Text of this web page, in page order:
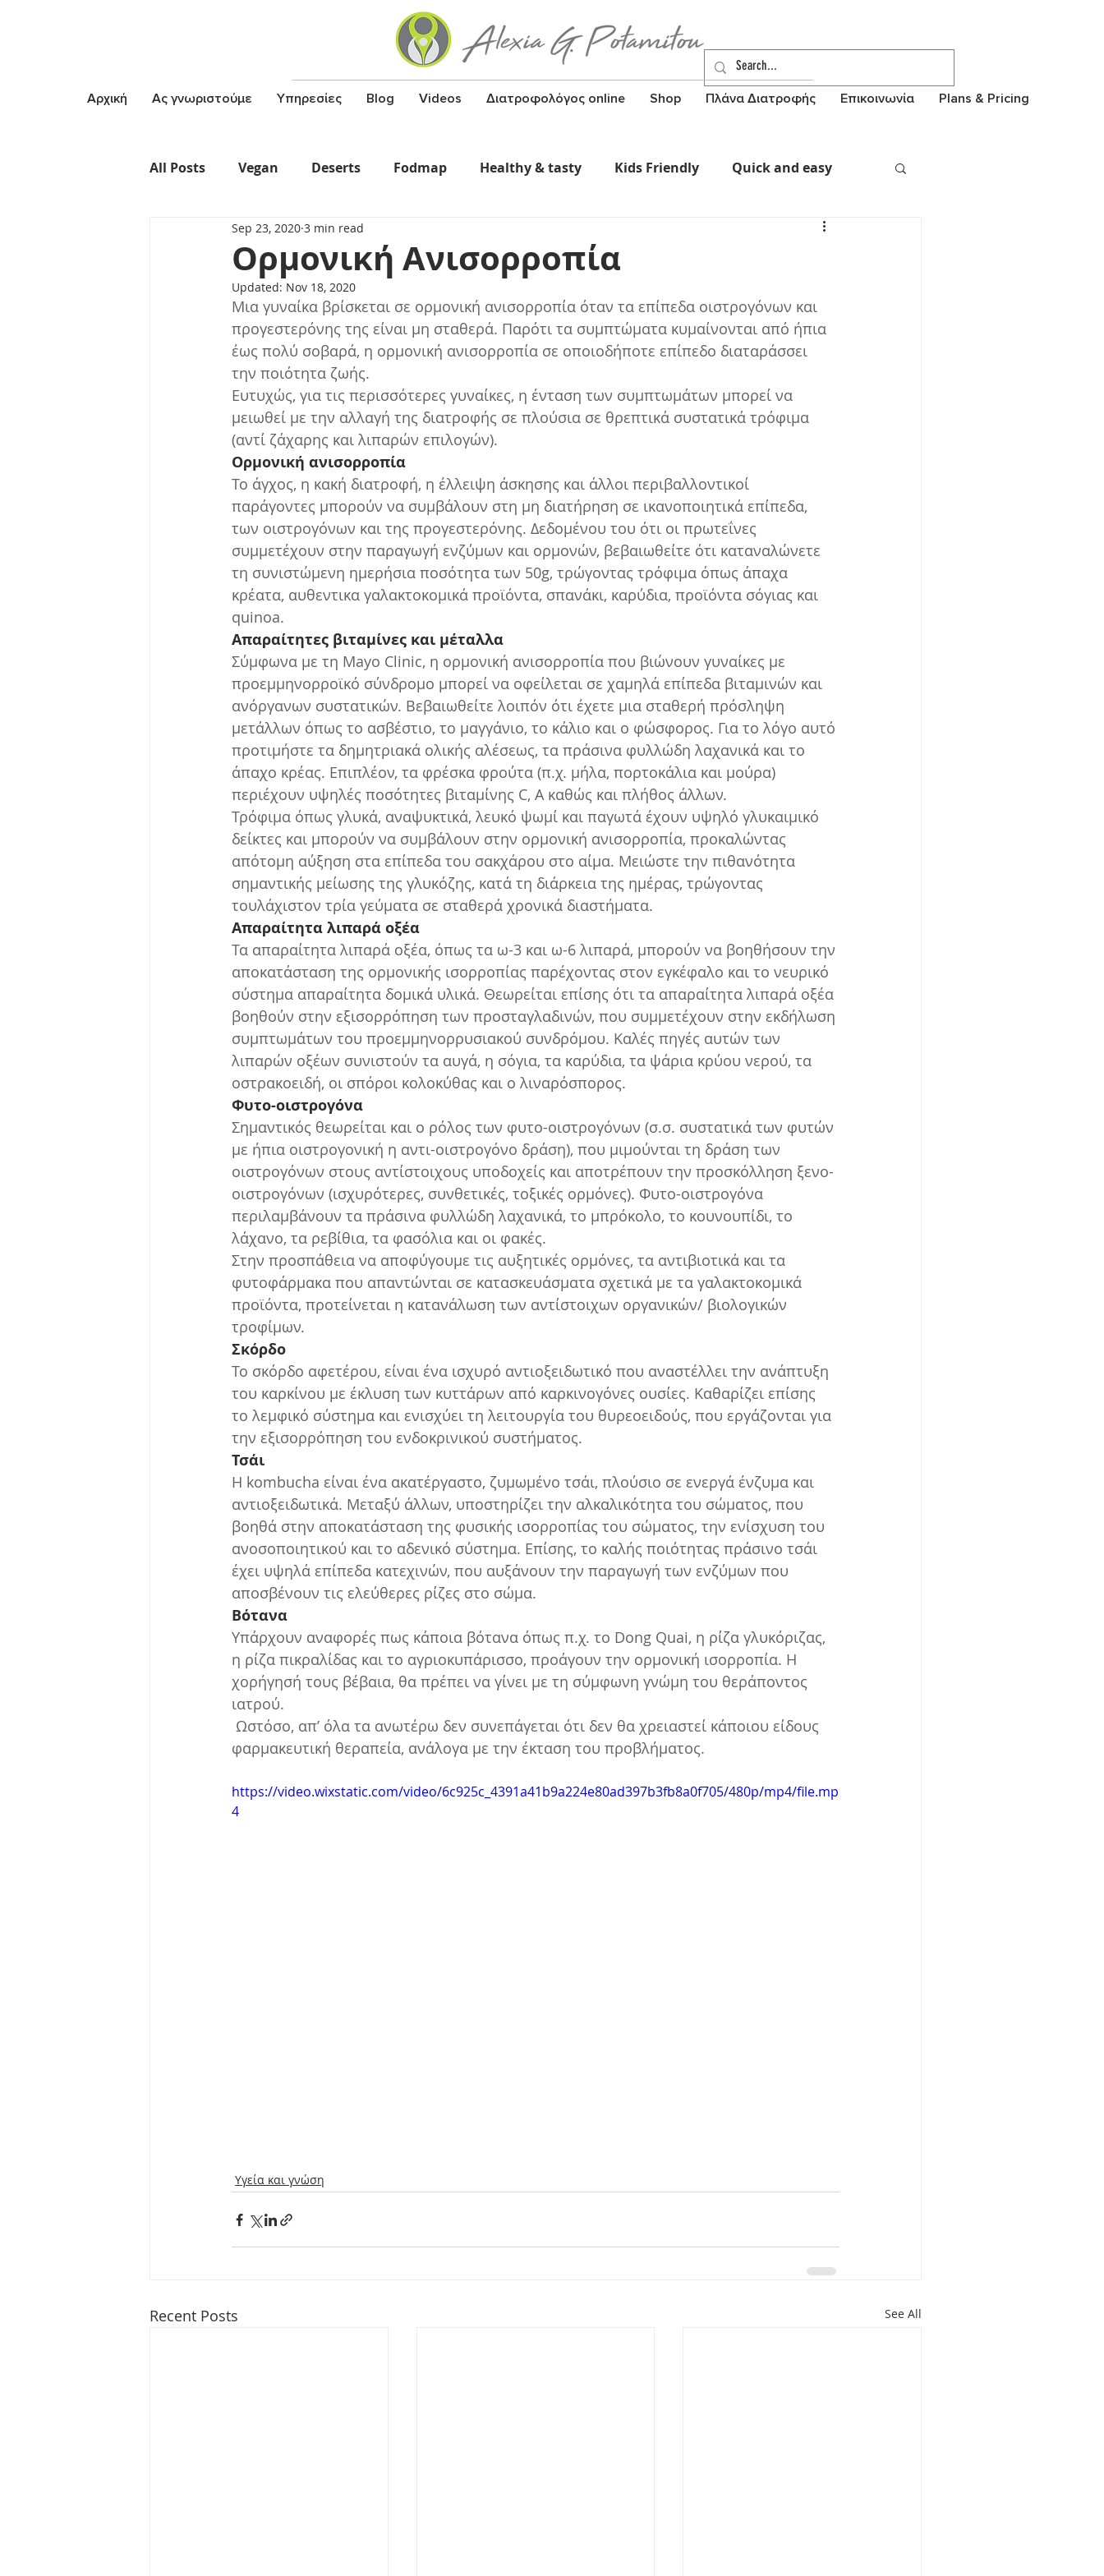
Αρχική Ας γνωριστούμε Υπηρεσίες Blog Videos Διατροφολόγος online Shop Πλάνα Διατροφής Επικοινωνία Plans & Pricing
All Posts Vegan Deserts Fodmap Healthy & tasty Kids Friendly Quick and easy
Vegetarian Σαλάτες
Ορμονική Ανισορροπία
Sep 23, 2020 3 min read
Updated: Nov 18, 2020
Μια γυναίκα βρίσκεται σε ορμονική ανισορροπία όταν τα επίπεδα οιστρογόνων και
προγεστερόνης της είναι μη σταθερά. Παρότι τα συμπτώματα κυμαίνονται από ήπια
έως πολύ σοβαρά, η ορμονική ανισορροπία σε οποιοδήποτε επίπεδο διαταράσσει
την ποιότητα ζωής.
Ευτυχώς, για τις περισσότερες γυναίκες, η ένταση των συμπτωμάτων μπορεί να
μειωθεί με την αλλαγή της διατροφής σε πλούσια σε θρεπτικά συστατικά τρόφιμα
(αντί ζάχαρης και λιπαρών επιλογών).
Ορμονική ανισορροπία
Το άγχος, η κακή διατροφή, η έλλειψη άσκησης και άλλοι περιβαλλοντικοί
παράγοντες μπορούν να συμβάλουν στη μη διατήρηση σε ικανοποιητικά επίπεδα,
των οιστρογόνων και της προγεστερόνης. Δεδομένου του ότι οι πρωτεΐνες
συμμετέχουν στην παραγωγή ενζύμων και ορμονών, βεβαιωθείτε ότι καταναλώνετε
τη συνιστώμενη ημερήσια ποσότητα των 50g, τρώγοντας τρόφιμα όπως άπαχα
κρέατα, αυθεντικα γαλακτοκομικά προϊόντα, σπανάκι, καρύδια, προϊόντα σόγιας και
quinoa.
Απαραίτητες βιταμίνες και μέταλλα
Σύμφωνα με τη Mayo Clinic, η ορμονική ανισορροπία που βιώνουν γυναίκες με
προεμμηνορροϊκό σύνδρομο μπορεί να οφείλεται σε χαμηλά επίπεδα βιταμινών και
ανόργανων συστατικών. Βεβαιωθείτε λοιπόν ότι έχετε μια σταθερή πρόσληψη
μετάλλων όπως το ασβέστιο, το μαγγάνιο, το κάλιο και ο φώσφορος. Για το λόγο αυτό
προτιμήστε τα δημητριακά ολικής αλέσεως, τα πράσινα φυλλώδη λαχανικά και το
άπαχο κρέας. Επιπλέον, τα φρέσκα φρούτα (π.χ. μήλα, πορτοκάλια και μούρα)
περιέχουν υψηλές ποσότητες βιταμίνης C, Α καθώς και πλήθος άλλων.
Τρόφιμα όπως γλυκά, αναψυκτικά, λευκό ψωμί και παγωτά έχουν υψηλό γλυκαιμικό
δείκτες και μπορούν να συμβάλουν στην ορμονική ανισορροπία, προκαλώντας
απότομη αύξηση στα επίπεδα του σακχάρου στο αίμα. Μειώστε την πιθανότητα
σημαντικής μείωσης της γλυκόζης, κατά τη διάρκεια της ημέρας, τρώγοντας
τουλάχιστον τρία γεύματα σε σταθερά χρονικά διαστήματα.
Απαραίτητα λιπαρά οξέα
Τα απαραίτητα λιπαρά οξέα, όπως τα ω-3 και ω-6 λιπαρά, μπορούν να βοηθήσουν την
αποκατάσταση της ορμονικής ισορροπίας παρέχοντας στον εγκέφαλο και το νευρικό
σύστημα απαραίτητα δομικά υλικά. Θεωρείται επίσης ότι τα απαραίτητα λιπαρά οξέα
βοηθούν στην εξισορρόπηση των προσταγλαδινών, που συμμετέχουν στην εκδήλωση
συμπτωμάτων του προεμμηνορρυσιακού συνδρόμου. Καλές πηγές αυτών των
λιπαρών οξέων συνιστούν τα αυγά, η σόγια, τα καρύδια, τα ψάρια κρύου νερού, τα
οστρακοειδή, οι σπόροι κολοκύθας και ο λιναρόσπορος.
Φυτο-οιστρογόνα
Σημαντικός θεωρείται και ο ρόλος των φυτο-οιστρογόνων (σ.σ. συστατικά των φυτών
με ήπια οιστρογονική η αντι-οιστρογόνο δράση), που μιμούνται τη δράση των
οιστρογόνων στους αντίστοιχους υποδοχείς και αποτρέπουν την προσκόλληση ξενο-
οιστρογόνων (ισχυρότερες, συνθετικές, τοξικές ορμόνες). Φυτο-οιστρογόνα
περιλαμβάνουν τα πράσινα φυλλώδη λαχανικά, το μπρόκολο, το κουνουπίδι, το
λάχανο, τα ρεβίθια, τα φασόλια και οι φακές.
Στην προσπάθεια να αποφύγουμε τις αυξητικές ορμόνες, τα αντιβιοτικά και τα
φυτοφάρμακα που απαντώνται σε κατασκευάσματα σχετικά με τα γαλακτοκομικά
προϊόντα, προτείνεται η κατανάλωση των αντίστοιχων οργανικών/ βιολογικών
τροφίμων.
Σκόρδο
Το σκόρδο αφετέρου, είναι ένα ισχυρό αντιοξειδωτικό που αναστέλλει την ανάπτυξη
του καρκίνου με έκλυση των κυττάρων από καρκινογόνες ουσίες. Καθαρίζει επίσης
το λεμφικό σύστημα και ενισχύει τη λειτουργία του θυρεοειδούς, που εργάζονται για
την εξισορρόπηση του ενδοκρινικού συστήματος.
Τσάι
Η kombucha είναι ένα ακατέργαστο, ζυμωμένο τσάι, πλούσιο σε ενεργά ένζυμα και
αντιοξειδωτικά. Μεταξύ άλλων, υποστηρίζει την αλκαλικότητα του σώματος, που
βοηθά στην αποκατάσταση της φυσικής ισορροπίας του σώματος, την ενίσχυση του
ανοσοποιητικού και το αδενικό σύστημα. Επίσης, το καλής ποιότητας πράσινο τσάι
έχει υψηλά επίπεδα κατεχινών, που αυξάνουν την παραγωγή των ενζύμων που
αποσβένουν τις ελεύθερες ρίζες στο σώμα.
Βότανα
Υπάρχουν αναφορές πως κάποια βότανα όπως π.χ. το Dong Quai, η ρίζα γλυκόριζας,
η ρίζα πικραλίδας και το αγριοκυπάρισσο, προάγουν την ορμονική ισορροπία. Η
χορήγησή τους βέβαια, θα πρέπει να γίνει με τη σύμφωνη γνώμη του θεράποντος
ιατρού.
φαρμακευτική θεραπεία, ανάλογα με την έκταση του προβλήματος.
https://video.wixstatic.com/video/6c925c_4391a41b9a224e80ad397b3fb8a0f705/480p/mp4/file.mp
4
Υγεία και γνώση
Recent Posts See All